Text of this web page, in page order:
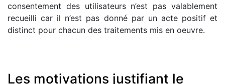
consentement des utilisateurs n’est pas valablement
recueilli car il n’est pas donné par un acte positif et
distinct pour chacun des traitements mis en oeuvre.
Les motivations justifiant le